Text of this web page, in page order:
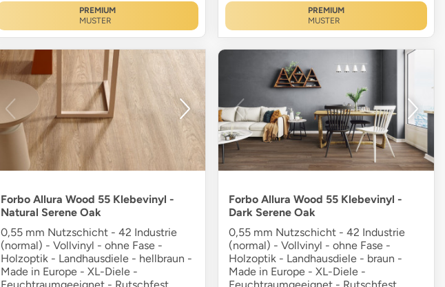
PREMIUM
MUSTER
PREMIUM
MUSTER
Forbo Allura Wood 55 Klebevinyl -
Natural Serene Oak
0,55 mm Nutzschicht - 42 Industrie
(normal) - Vollvinyl - ohne Fase -
Holzoptik - Landhausdiele - hellbraun -
Made in Europe - XL-Diele -
Forbo Allura Wood 55 Klebevinyl -
Dark Serene Oak
0,55 mm Nutzschicht - 42 Industrie
(normal) - Vollvinyl - ohne Fase -
Holzoptik - Landhausdiele - braun -
Made in Europe - XL-Diele -